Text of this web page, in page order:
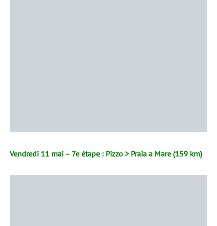
Vendredi 11 mai – 7e étape : Pizzo > Praia a Mare (159 km)